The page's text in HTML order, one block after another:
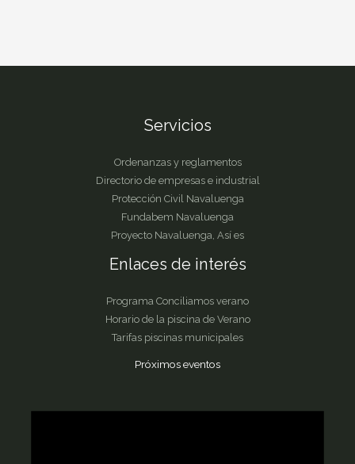
Servicios
Ordenanzas y reglamentos
Directorio de empresas e industrial
Protección Civil Navaluenga
Fundabem Navaluenga
Proyecto Navaluenga, Así es
Enlaces de interés
Programa Conciliamos verano
Horario de la piscina de Verano
Tarifas piscinas municipales
Próximos eventos